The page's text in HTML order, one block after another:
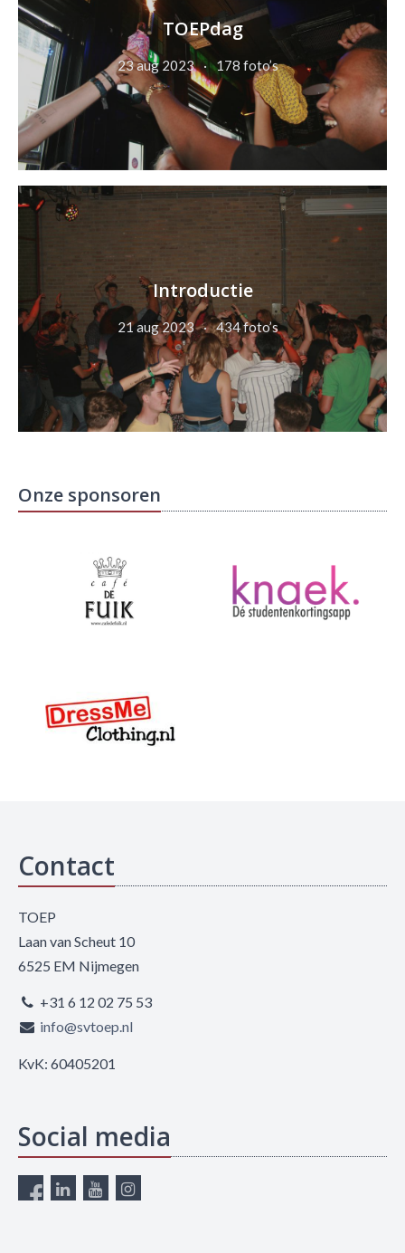
TOEPdag
23 aug 2023 178 foto’s
Introductie
21 aug 2023 434 foto’s
Onze sponsoren
Contact
TOEP
Laan van Scheut 10
6525 EM Nijmegen
+31 6 12 02 75 53
info@svtoep.nl
KvK: 60405201
Social media